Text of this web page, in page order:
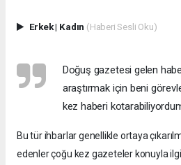
Erkek| Kadın (Haberi Sesli Oku)
Doğuş gazetesi gelen
araştırmak için beni
kez haberi
Bu tür ihbarlar genellikle ortaya
edenler çoğu kez gazeteler konuyla